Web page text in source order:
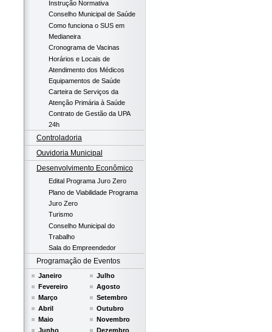
Instrução Normativa
Conselho Municipal de Saúde
Como funciona o SUS em
Medianeira
Cronograma de Vacinas
Horários e Locais de
Atendimento dos Médicos
Equipamentos de Saúde
Carteira de Serviços da
Atenção Primária à Saúde
Contrato de Gestão da UPA
24h
Controladoria
Ouvidoria Municipal
Desenvolvimento Econômico
Edital Programa Juro Zero
Plano de Viabilidade Programa
Juro Zero
Turismo
Conselho Municipal do
Trabalho
Sala do Empreendedor
Programação de Eventos
Janeiro
Fevereiro
Março
Abril
Maio
Junho
Julho
Agosto
Setembro
Outubro
Novembro
Dezembro